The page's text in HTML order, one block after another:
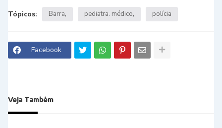
Tópicos: Barra pediatra. médico polícia
Facebook
Veja Também